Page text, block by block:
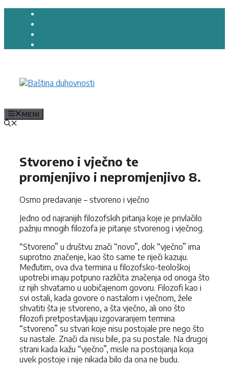
Preskoči
MENI
Stvoreno i vječno te
promjenjivo i nepromjenjivo 8.
Osmo predavanje – stvoreno i vječno
Jedno od najranijih filozofskih pitanja koje je privlačilo
pažnju mnogih filozofa je pitanje stvorenog i vječnog.
“Stvoreno” u društvu znači “novo”, dok “vječno” ima
suprotno značenje, kao što same te riječi kazuju.
Međutim, ova dva termina u filozofsko-teološkoj
upotrebi imaju potpuno različita značenja od onoga što
iz njih shvatamo u uobičajenom govoru. Filozofi kao i
svi ostali, kada govore o nastalom i vječnom, žele
shvatiti šta je stvoreno, a šta vječno, ali ono što
filozofi pretpostavljaju izgovaranjem termina
“stvoreno” su stvari koje nisu postojale pre nego što
su nastale. Znači da nisu bile, pa su postale. Na drugoj
strani kada kažu “vječno”, misle na postojanja koja
uvek postoje i nije nikada bilo da ona ne budu.